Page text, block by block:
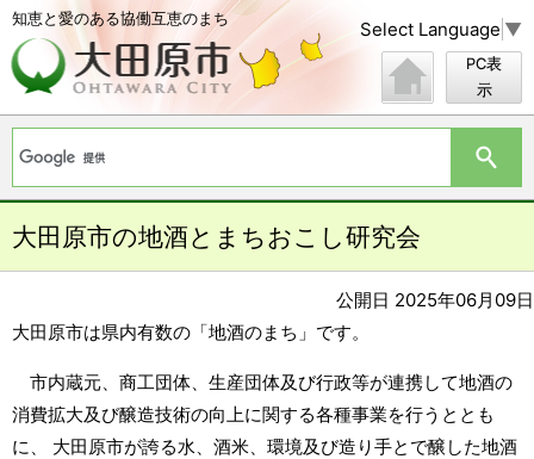
知恵と愛のある協働互恵のまち Select Language ▼
PC表
示
大田原市の地酒とまちおこし研究会
公開日 2025年06月09日
大田原市は県内有数の「地酒のまち」です。
市内蔵元、商工団体、生産団体及び行政等が連携して地酒の
消費拡大及び醸造技術の向上に関する各種事業を行うととも
に、 大田原市が誇る水、酒米、環境及び造り手とで醸した地酒